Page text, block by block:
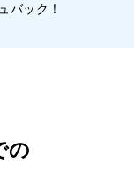
バック！
の